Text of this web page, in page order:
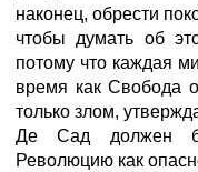
наконец, обрести
чтобы думать об
потому что каждая
время как Свобода
только злом,
Де Сад должен
Революцию как